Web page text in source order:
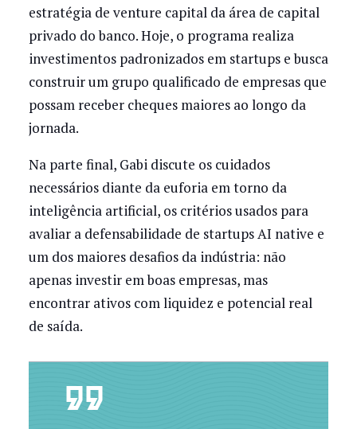
estratégia de venture capital da área de capital
privado do banco. Hoje, o programa realiza
investimentos padronizados em startups e busca
construir um grupo qualificado de empresas que
possam receber cheques maiores ao longo da
jornada.
Na parte final, Gabi discute os cuidados
necessários diante da euforia em torno da
inteligência artificial, os critérios usados para
avaliar a defensabilidade de startups AI native e
um dos maiores desafios da indústria: não
apenas investir em boas empresas, mas
encontrar ativos com liquidez e potencial real
de saída.